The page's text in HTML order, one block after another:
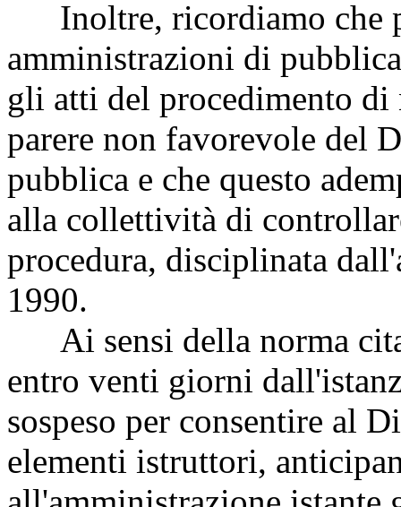
Inoltre, ricordiamo che
amministrazioni di
gli atti del procedimento di
parere non favorevole del
pubblica e che questo
alla collettività di
procedura, disciplinata
1990.
Ai sensi della norma
entro venti giorni
sospeso per consentire al
elementi istruttori,